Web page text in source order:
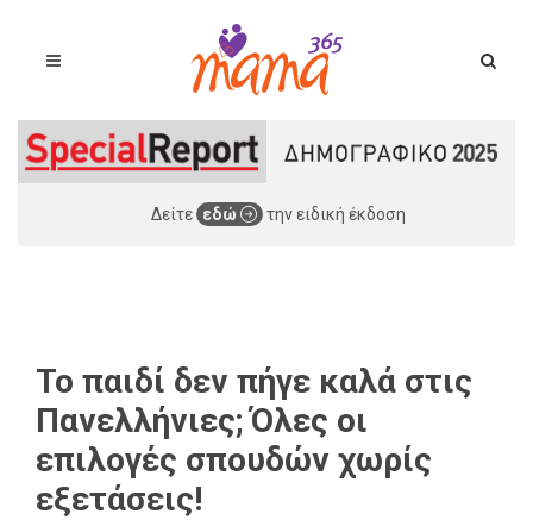
Δείτε εδώ την ειδική έκδοση
Το παιδί δεν πήγε καλά στις
Πανελλήνιες; Όλες οι
επιλογές σπουδών χωρίς
εξετάσεις!